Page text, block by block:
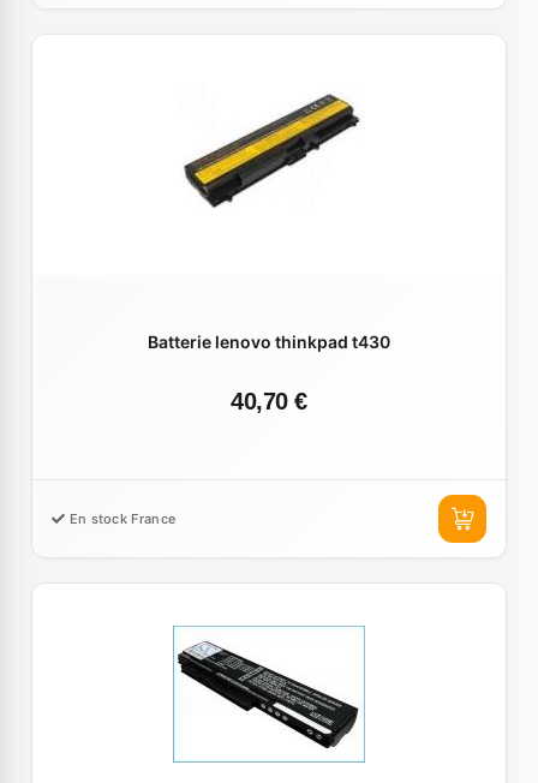
Batterie lenovo thinkpad t430
40,70 €
En stock France